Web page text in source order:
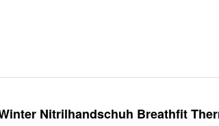
Nitrilhandschuh Breathfit